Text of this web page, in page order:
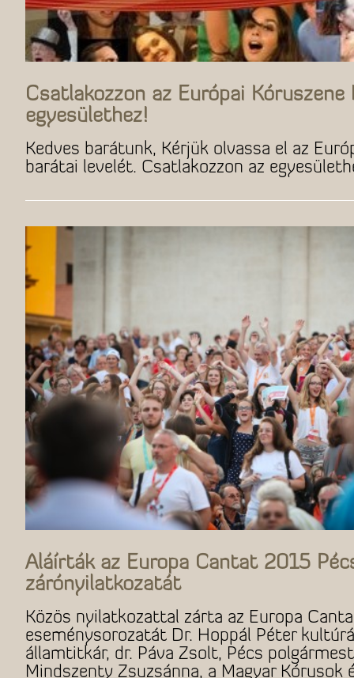
Csatlakozzon az Európai Kóruszene
egyesülethez!
Kedves barátunk, Kérjük olvassa el az
barátai levelét. Csatlakozzon az
Aláírták az Europa Cantat 2015
zárónyilatkozatát
Közös nyilatkozattal zárta az Europa
eseménysorozatát Dr. Hoppál Péter
államtitkár, dr. Páva Zsolt, Pécs
Mindszenty Zsuzsánna, a Magyar Kórusok